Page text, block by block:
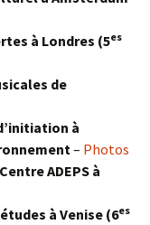
à Londres (5es
de
à
– Photos
ADEPS à
à Venise (6es